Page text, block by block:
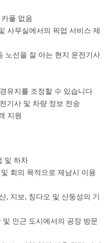
풀 없음
사무실에서의 픽업 서비스 제
노선을 잘 아는 현지 운전기사
유지를 조정할 수 있습니다
기사 및 차량 정보 전송
지원
및 하차
회의 목적으로 제남시 이용
, 지보, 칭다오 및 산둥성의 기
인근 도시에서의 공장 방문